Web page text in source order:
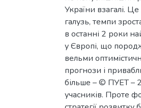
України взагалі.
галузь, темпи
в останні 2 роки
у Європі, що
вельми
прогнози і
більше – © ПУЕТ –
учасників. Проте